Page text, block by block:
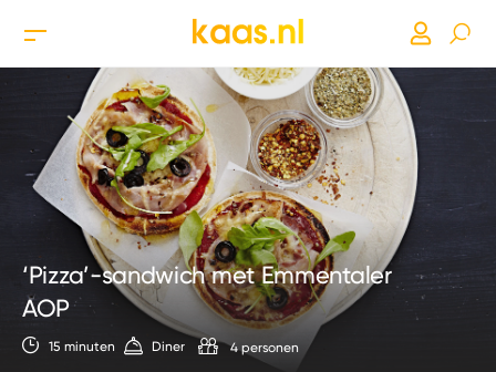
‘Pizza’-sandwich met Emmentaler
AOP
15 minuten Diner 4 personen